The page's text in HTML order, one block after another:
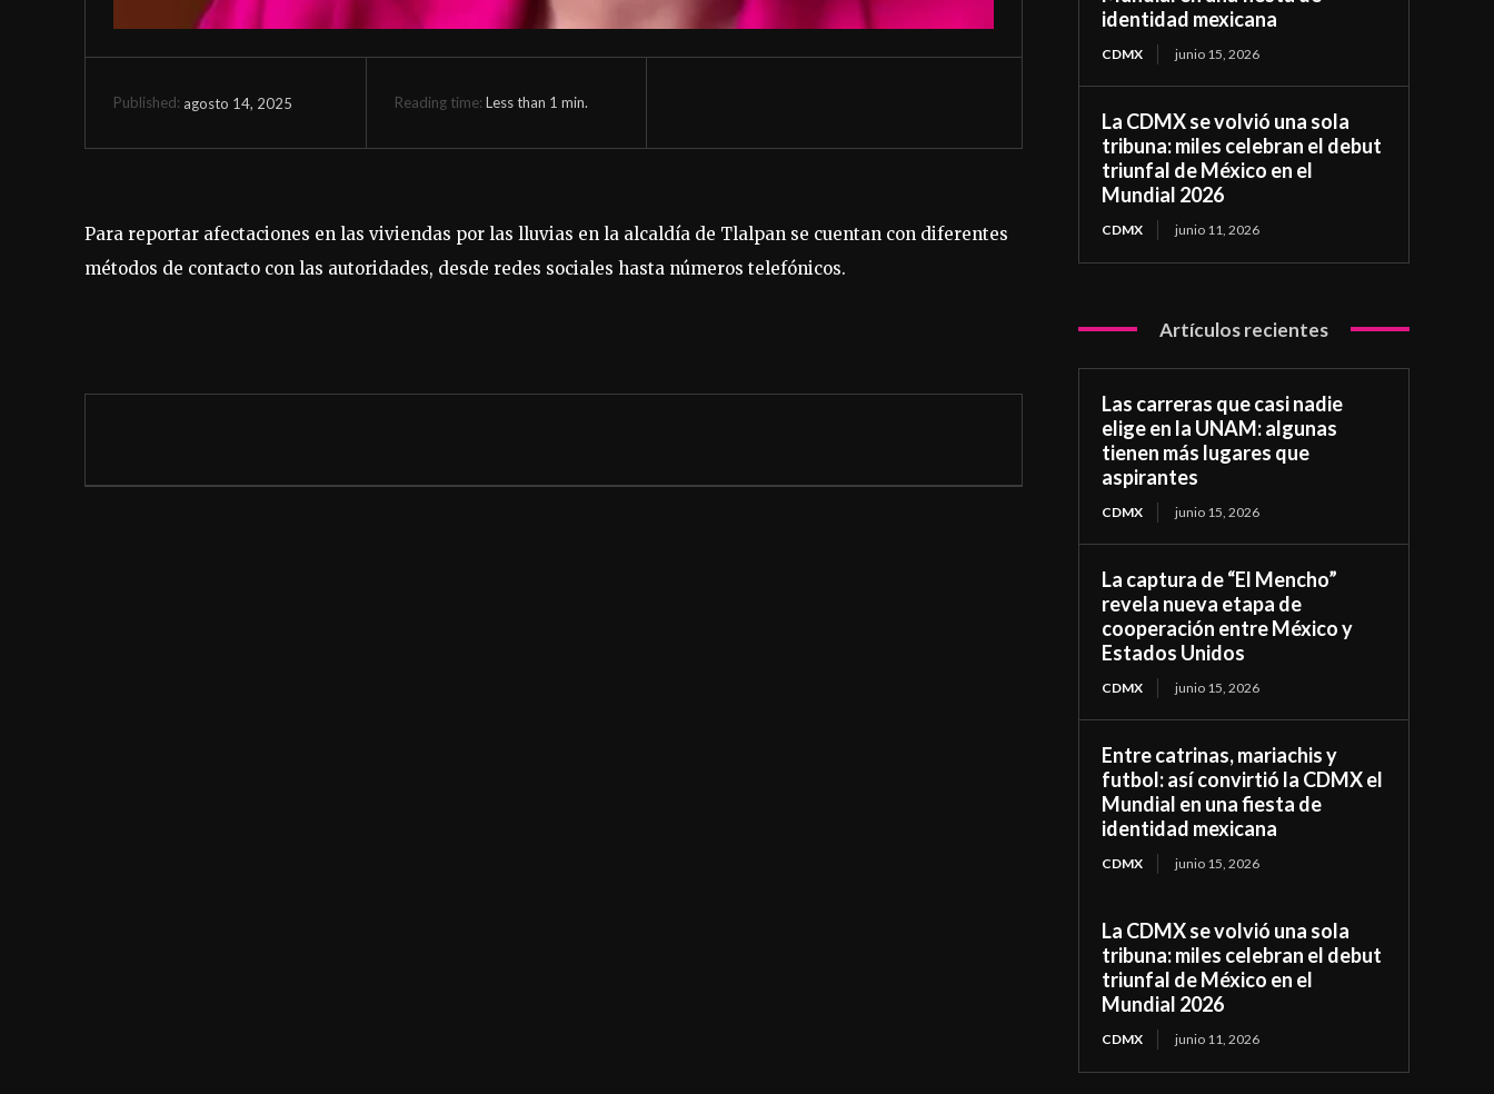
Published: agosto 14, 2025 Reading time: Less than 1 min.
Para reportar afectaciones en las viviendas por las lluvias en la alcaldía de Tlalpan se cuentan con diferentes
métodos de contacto con las autoridades, desde redes sociales hasta números telefónicos.
identidad mexicana
CDMX junio 15, 2026
La CDMX se volvió una sola
tribuna: miles celebran el debut
triunfal de México en el
Mundial 2026
CDMX junio 11, 2026
Artículos recientes
Las carreras que casi nadie
elige en la UNAM: algunas
tienen más lugares que
aspirantes
CDMX junio 15, 2026
La captura de “El Mencho”
revela nueva etapa de
cooperación entre México y
Estados Unidos
CDMX junio 15, 2026
Entre catrinas, mariachis y
futbol: así convirtió la CDMX el
Mundial en una fiesta de
identidad mexicana
CDMX junio 15, 2026
La CDMX se volvió una sola
tribuna: miles celebran el debut
triunfal de México en el
Mundial 2026
CDMX junio 11, 2026